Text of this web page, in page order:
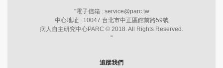
"電子信箱 : service@parc.tw
中心地址 : 10047 台北市中正區館前路59號
病人自主研究中心PARC © 2018. All Rights Reserved.
"
追蹤我們